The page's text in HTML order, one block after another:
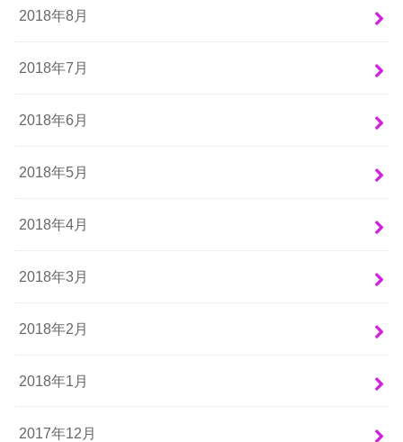
2018年8月
2018年7月
2018年6月
2018年5月
2018年4月
2018年3月
2018年2月
2018年1月
2017年12月